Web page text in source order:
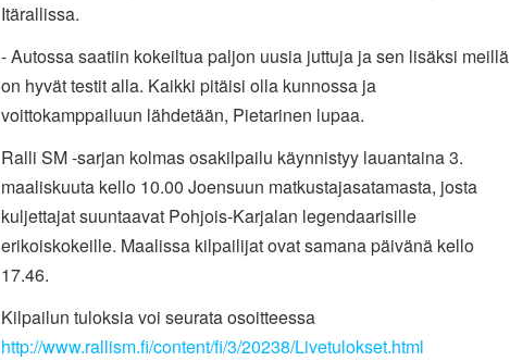
Itärallissa.
- Autossa saatiin kokeiltua paljon uusia juttuja ja sen lisäksi meillä
on hyvät testit alla. Kaikki pitäisi olla kunnossa ja
voittokamppailuun lähdetään, Pietarinen lupaa.
Ralli SM -sarjan kolmas osakilpailu käynnistyy lauantaina 3.
maaliskuuta kello 10.00 Joensuun matkustajasatamasta, josta
kuljettajat suuntaavat Pohjois-Karjalan legendaarisille
erikoiskokeille. Maalissa kilpailijat ovat samana päivänä kello
17.46.
Kilpailun tuloksia voi seurata osoitteessa
http://www.rallism.fi/content/fi/3/20238/Livetulokset.html